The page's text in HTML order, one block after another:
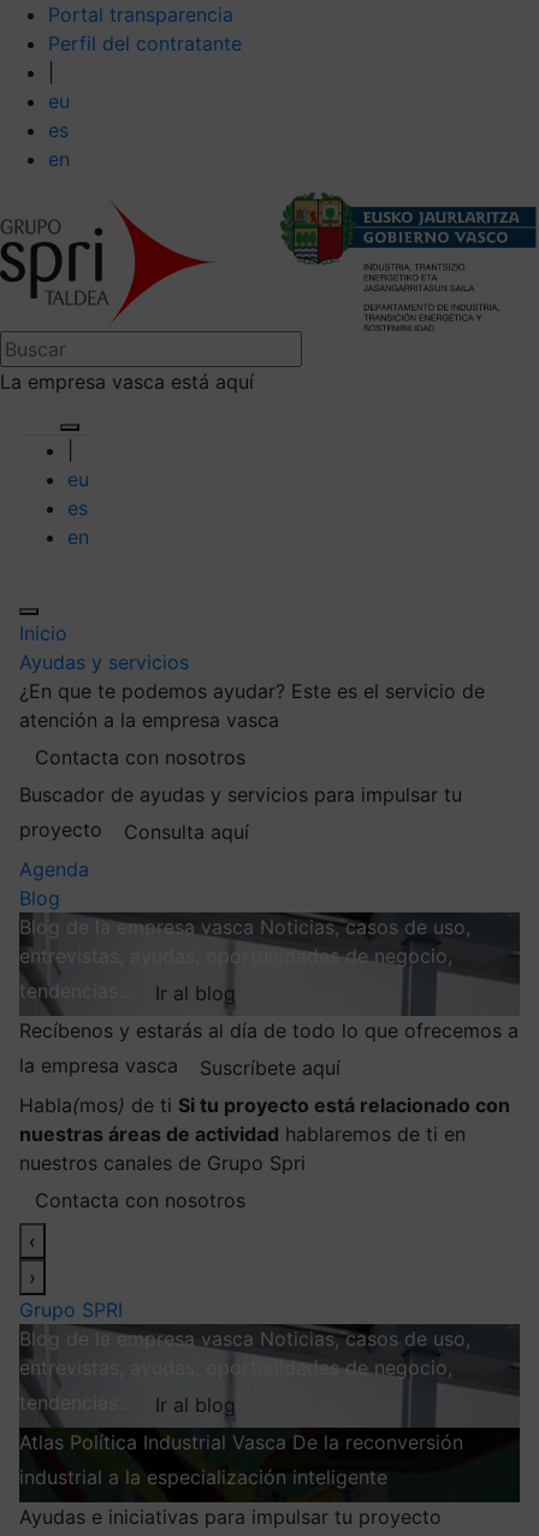
Portal transparencia
Perfil del contratante
eu
es
en
La empresa vasca está aquí
eu
es
en
Inicio
Ayudas y servicios
¿En que te podemos ayudar? Este es el servicio de
atención a la empresa vasca
Contacta con nosotros
Buscador de ayudas y servicios para impulsar tu
proyecto
Consulta aquí
Agenda
Blog
Blog de la empresa vasca Noticias, casos de uso,
entrevistas, ayudas, oportunidades de negocio,
tendencias…
Ir al blog
Recíbenos y estarás al día de todo lo que ofrecemos a
la empresa vasca
Suscríbete aquí
Habla(mos) de ti Si tu proyecto está relacionado con
nuestras áreas de actividad hablaremos de ti en
nuestros canales de Grupo Spri
Contacta con nosotros
‹
›
Grupo SPRI
Blog de la empresa vasca Noticias, casos de uso,
entrevistas, ayudas, oportunidades de negocio,
tendencias…
Ir al blog
Atlas Política Industrial Vasca De la reconversión
industrial a la especialización inteligente
Ayudas e iniciativas para impulsar tu proyecto